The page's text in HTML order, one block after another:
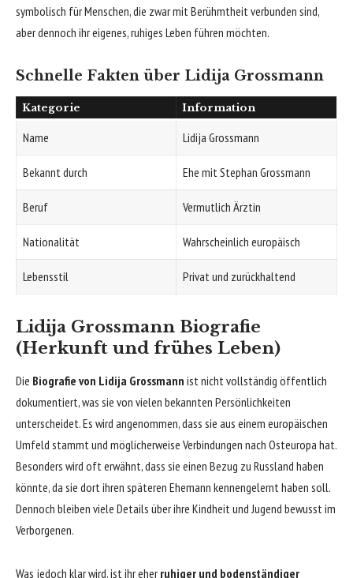
symbolisch für Menschen, die zwar mit Berühmtheit verbunden sind,
aber dennoch ihr eigenes, ruhiges Leben führen möchten.
Schnelle Fakten über Lidija Grossmann
Kategorie Information
Name Lidija Grossmann
Bekannt durch Ehe mit Stephan Grossmann
Beruf Vermutlich Ärztin
Nationalität Wahrscheinlich europäisch
Lebensstil Privat und zurückhaltend
Lidija Grossmann Biografie
(Herkunft und frühes Leben)
Die Biografie von Lidija Grossmann ist nicht vollständig öffentlich
dokumentiert, was sie von vielen bekannten Persönlichkeiten
unterscheidet. Es wird angenommen, dass sie aus einem europäischen
Umfeld stammt und möglicherweise Verbindungen nach Osteuropa hat.
Besonders wird oft erwähnt, dass sie einen Bezug zu Russland haben
könnte, da sie dort ihren späteren Ehemann kennengelernt haben soll.
Dennoch bleiben viele Details über ihre Kindheit und Jugend bewusst im
Verborgenen.
Was jedoch klar wird, ist ihr eherruhiger und bodenständiger